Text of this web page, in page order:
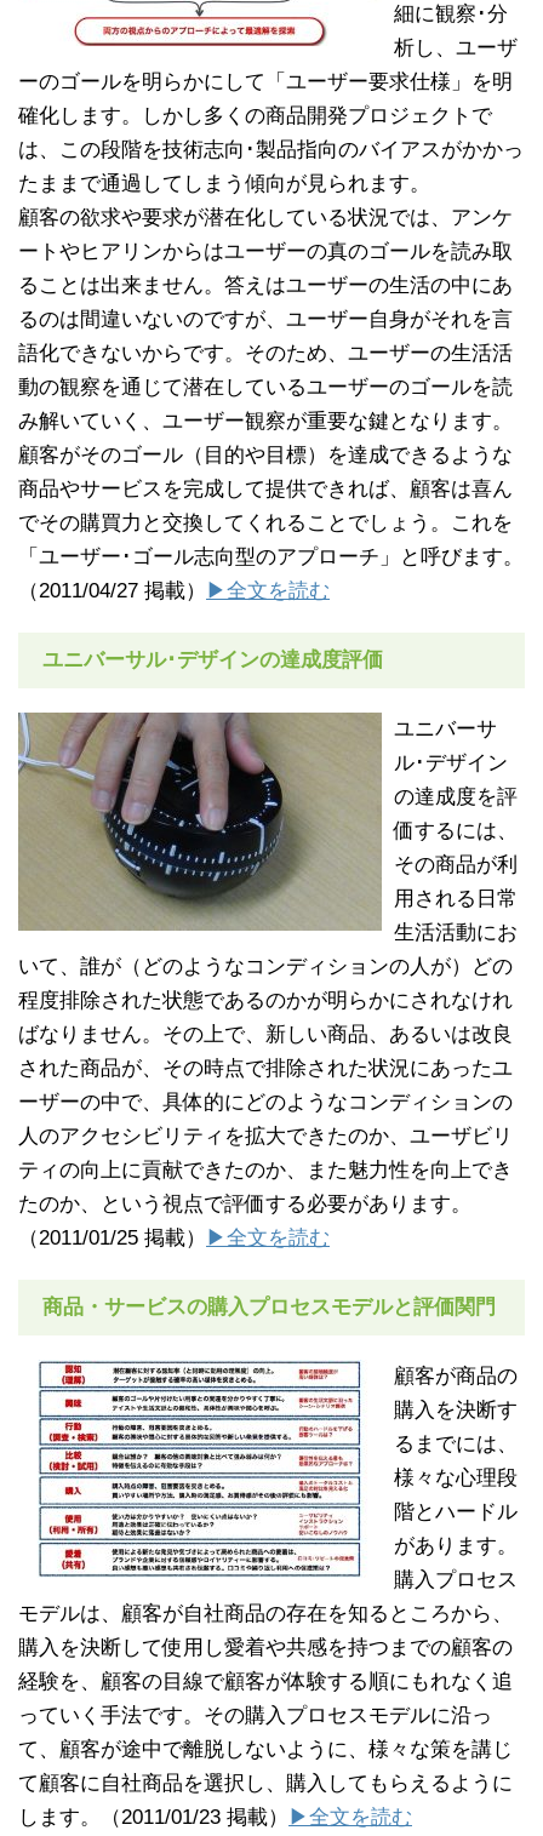
細に観察･分
析し、ユーザ
ーのゴールを明らかにして「ユーザー要求仕様」を明
確化します。しかし多くの商品開発プロジェクトで
は、この段階を技術志向･製品指向のバイアスがかかっ
たままで通過してしまう傾向が見られます。
顧客の欲求や要求が潜在化している状況では、アンケ
ートやヒアリンからはユーザーの真のゴールを読み取
ることは出来ません。答えはユーザーの生活の中にあ
るのは間違いないのですが、ユーザー自身がそれを言
語化できないからです。そのため、ユーザーの生活活
動の観察を通じて潜在しているユーザーのゴールを読
み解いていく、ユーザー観察が重要な鍵となります。
顧客がそのゴール（目的や目標）を達成できるような
商品やサービスを完成して提供できれば、顧客は喜ん
でその購買力と交換してくれることでしょう。これを
「ユーザー･ゴール志向型のアプローチ」と呼びます。
（2011/04/27 掲載）
▶全文を読む
ユニバーサル･デザインの達成度評価
ユニバーサ
ル･デザイン
の達成度を評
価するには、
その商品が利
用される日常
生活活動にお
いて、誰が（どのようなコンディションの人が）どの
程度排除された状態であるのかが明らかにされなけれ
ばなりません。その上で、新しい商品、あるいは改良
された商品が、その時点で排除された状況にあったユ
ーザーの中で、具体的にどのようなコンディションの
人のアクセシビリティを拡大できたのか、ユーザビリ
ティの向上に貢献できたのか、また魅力性を向上でき
たのか、という視点で評価する必要があります。
（2011/01/25 掲載）
▶全文を読む
商品・サービスの購入プロセスモデルと評価関門
顧客が商品の
購入を決断す
るまでには、
様々な心理段
階とハードル
があります。
購入プロセス
モデルは、顧客が自社商品の存在を知るところから、
購入を決断して使用し愛着や共感を持つまでの顧客の
経験を、顧客の目線で顧客が体験する順にもれなく追
っていく手法です。その購入プロセスモデルに沿っ
て、顧客が途中で離脱しないように、様々な策を講じ
て顧客に自社商品を選択し、購入してもらえるように
します。（2011/01/23 掲載）
▶全文を読む